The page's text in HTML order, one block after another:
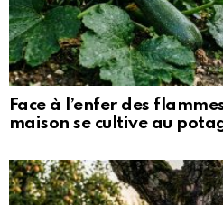
Face à l’enfer des
maison se cultive au